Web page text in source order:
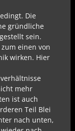
Die
gründliche
sein.
einen von
wirken. Hier
mehr
ist auch
Teil Blei
nach unten,